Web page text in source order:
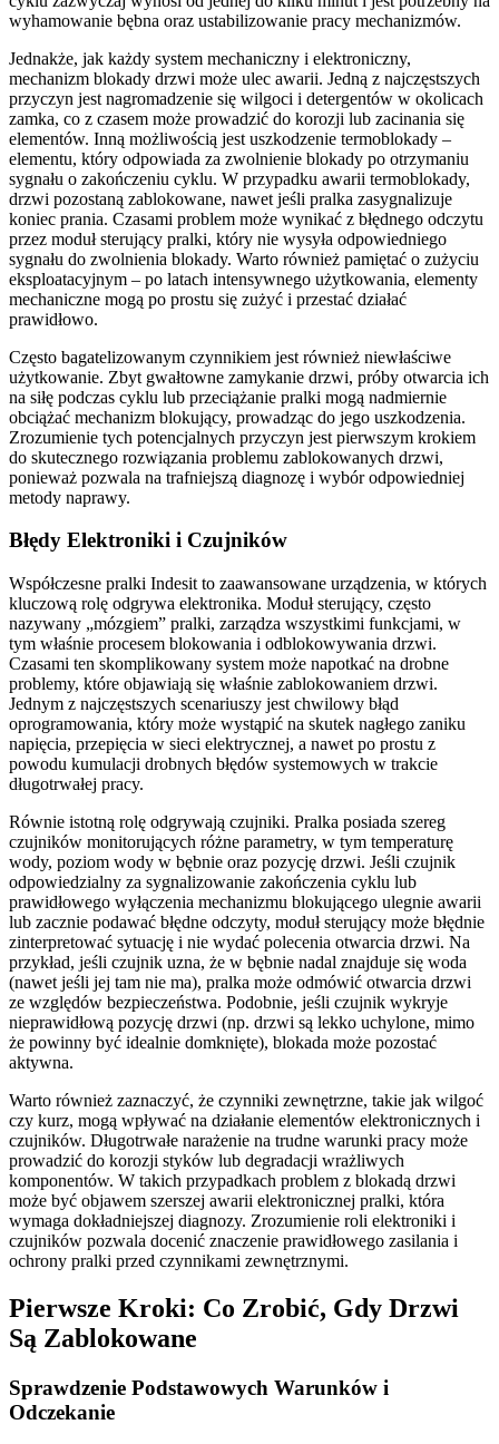
wyhamowanie bębna oraz ustabilizowanie pracy mechanizmów.
Jednakże, jak każdy system mechaniczny i elektroniczny,
mechanizm blokady drzwi może ulec awarii. Jedną z najczęstszych
przyczyn jest nagromadzenie się wilgoci i detergentów w okolicach
zamka, co z czasem może prowadzić do korozji lub zacinania się
elementów. Inną możliwością jest uszkodzenie termoblokady –
elementu, który odpowiada za zwolnienie blokady po otrzymaniu
sygnału o zakończeniu cyklu. W przypadku awarii termoblokady,
drzwi pozostaną zablokowane, nawet jeśli pralka zasygnalizuje
koniec prania. Czasami problem może wynikać z błędnego odczytu
przez moduł sterujący pralki, który nie wysyła odpowiedniego
sygnału do zwolnienia blokady. Warto również pamiętać o zużyciu
eksploatacyjnym – po latach intensywnego użytkowania, elementy
mechaniczne mogą po prostu się zużyć i przestać działać
prawidłowo.
Często bagatelizowanym czynnikiem jest również niewłaściwe
użytkowanie. Zbyt gwałtowne zamykanie drzwi, próby otwarcia ich
na siłę podczas cyklu lub przeciążanie pralki mogą nadmiernie
obciążać mechanizm blokujący, prowadząc do jego uszkodzenia.
Zrozumienie tych potencjalnych przyczyn jest pierwszym krokiem
do skutecznego rozwiązania problemu zablokowanych drzwi,
ponieważ pozwala na trafniejszą diagnozę i wybór odpowiedniej
metody naprawy.
Błędy Elektroniki i Czujników
Współczesne pralki Indesit to zaawansowane urządzenia, w których
kluczową rolę odgrywa elektronika. Moduł sterujący, często
nazywany „mózgiem” pralki, zarządza wszystkimi funkcjami, w
tym właśnie procesem blokowania i odblokowywania drzwi.
Czasami ten skomplikowany system może napotkać na drobne
problemy, które objawiają się właśnie zablokowaniem drzwi.
Jednym z najczęstszych scenariuszy jest chwilowy błąd
oprogramowania, który może wystąpić na skutek nagłego zaniku
napięcia, przepięcia w sieci elektrycznej, a nawet po prostu z
powodu kumulacji drobnych błędów systemowych w trakcie
długotrwałej pracy.
Równie istotną rolę odgrywają czujniki. Pralka posiada szereg
czujników monitorujących różne parametry, w tym temperaturę
wody, poziom wody w bębnie oraz pozycję drzwi. Jeśli czujnik
odpowiedzialny za sygnalizowanie zakończenia cyklu lub
prawidłowego wyłączenia mechanizmu blokującego ulegnie awarii
lub zacznie podawać błędne odczyty, moduł sterujący może błędnie
zinterpretować sytuację i nie wydać polecenia otwarcia drzwi. Na
przykład, jeśli czujnik uzna, że w bębnie nadal znajduje się woda
(nawet jeśli jej tam nie ma), pralka może odmówić otwarcia drzwi
ze względów bezpieczeństwa. Podobnie, jeśli czujnik wykryje
nieprawidłową pozycję drzwi (np. drzwi są lekko uchylone, mimo
że powinny być idealnie domknięte), blokada może pozostać
aktywna.
Warto również zaznaczyć, że czynniki zewnętrzne, takie jak wilgoć
czy kurz, mogą wpływać na działanie elementów elektronicznych i
czujników. Długotrwałe narażenie na trudne warunki pracy może
prowadzić do korozji styków lub degradacji wrażliwych
komponentów. W takich przypadkach problem z blokadą drzwi
może być objawem szerszej awarii elektronicznej pralki, która
wymaga dokładniejszej diagnozy. Zrozumienie roli elektroniki i
czujników pozwala docenić znaczenie prawidłowego zasilania i
ochrony pralki przed czynnikami zewnętrznymi.
Pierwsze Kroki: Co Zrobić, Gdy Drzwi
Są Zablokowane
Sprawdzenie Podstawowych Warunków i
Odczekanie